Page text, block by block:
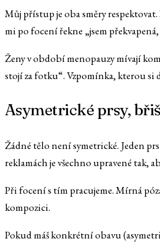
Můj přístup je oba směry
mi po focení řekne „jsem
Ženy v období menopauzy mívají
stojí za fotku“. Vzpomínka, kterou si
Asymetrické prsy,
Žádné tělo není symetrické. Jeden
reklamách je všechno upravené tak,
Při focení s tím pracujeme. Mírná
kompozici.
Pokud máš konkrétní obavu